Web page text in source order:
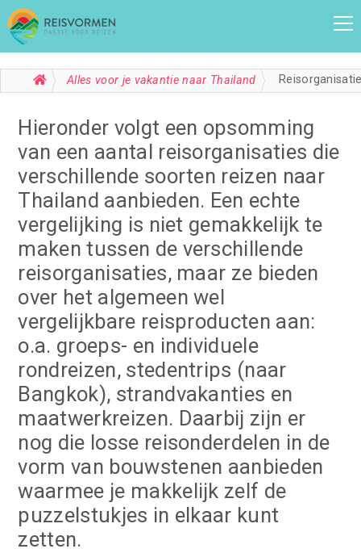
Alles voor je vakantie naar Thailand
Hieronder volgt een opsomming
van een aantal reisorganisaties die
verschillende soorten reizen naar
Thailand aanbieden. Een echte
vergelijking is niet gemakkelijk te
maken tussen de verschillende
reisorganisaties, maar ze bieden
over het algemeen wel
vergelijkbare reisproducten aan:
o.a. groeps- en individuele
rondreizen, stedentrips (naar
Bangkok), strandvakanties en
maatwerkreizen. Daarbij zijn er
nog die losse reisonderdelen in de
vorm van bouwstenen aanbieden
waarmee je makkelijk zelf de
puzzelstukjes in elkaar kunt
zetten.